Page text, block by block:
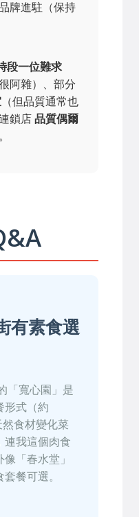
牌進駐（保持
段一位難求
阿雜）、部分
（但品質通常也
鎖店 品質偶爾
有素食選
「寬心園」是
形式（約
食材變化菜
連我這個肉食
「春水堂」
餐可選。